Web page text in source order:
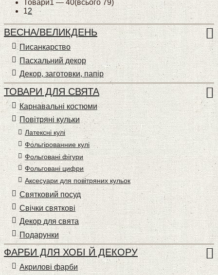
Товари1 —40(всього 79)
12
ВЕСНА/ВЕЛИКДЕНЬ
Писанкарство
Пасхальний декор
Декор, заготовки, папір
ТОВАРИ ДЛЯ СВЯТА
Карнавальні костюми
Повітряні кульки
Латексні кулі
Фольгірованние кулі
Фольговані фігури
Фольговані цифри
Аксесуари для повітряних кульок
Святковий посуд
Свічки святкові
Декор для свята
Подарунки
ФАРБИ ДЛЯ ХОБІ Й ДЕКОРУ
Акрилові фарби